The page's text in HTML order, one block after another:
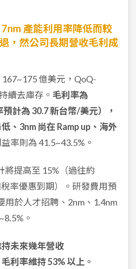
產能利用率降低而較
，然公司長期營收毛利成
億美元，QoQ-
續去庫存。 毛利率為
計為 30.7 新台幣/美元），
、3nm 尚在 Ramp up、海外
益率則為 41.5~43.5%。
將提高至 15%（過往約
率優惠到期）。研發費用預
用於人才招聘、2nm、1.4nm
。
未來幾年營收
利率維持 53% 以上。